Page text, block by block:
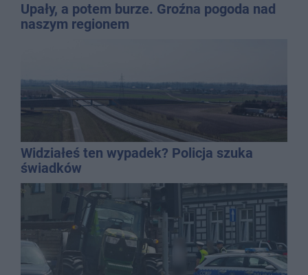
Upały, a potem burze. Groźna pogoda nad
naszym regionem
Widziałeś ten wypadek? Policja szuka
świadków